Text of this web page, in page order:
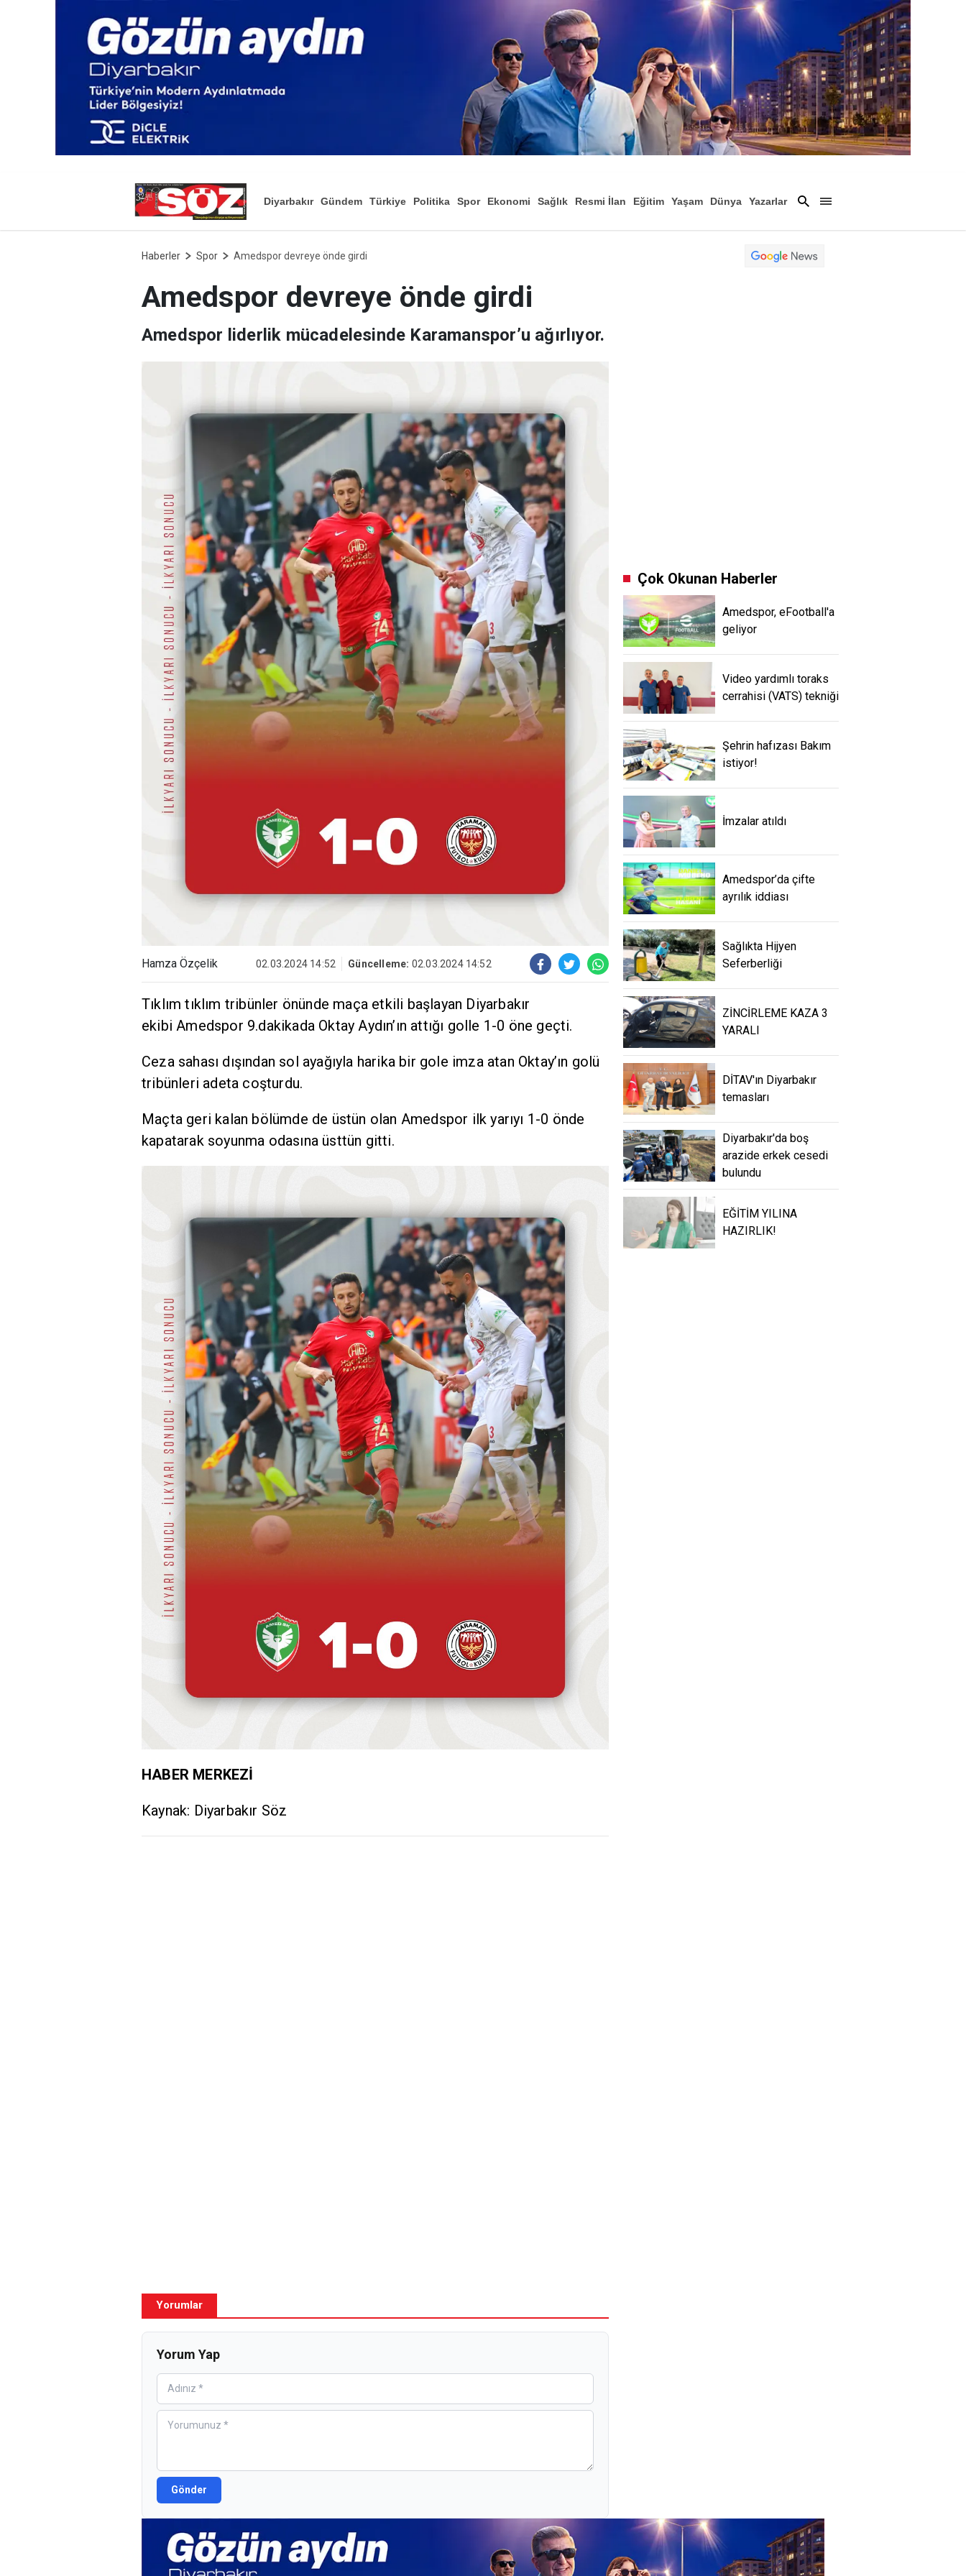
Diyarbakır Gündem Türkiye Politika Spor Ekonomi Sağlık Resmi İlan Eğitim Yaşam
Dünya
Yazarlar
Haberler Spor Amedspor devreye önde girdi
Amedspor devreye önde girdi
Amedspor liderlik mücadelesinde Karamanspor’u ağırlıyor.
Hamza Özçelik 02.03.2024 14:52 Güncelleme: 02.03.2024 14:52
Tıklım tıklım tribünler önünde maça etkili başlayan Diyarbakır
ekibi Amedspor 9.dakikada Oktay Aydın’ın attığı golle 1-0 öne geçti.
Ceza sahası dışından sol ayağıyla harika bir gole imza atan Oktay’ın golü
tribünleri adeta coşturdu.
Maçta geri kalan bölümde de üstün olan Amedspor ilk yarıyı 1-0 önde
kapatarak soyunma odasına üsttün gitti.
HABER MERKEZİ
Kaynak: Diyarbakır Söz
Yorumlar
Yorum Yap
Gönder
Çok Okunan Haberler
Amedspor, eFootball'a
geliyor
Video yardımlı toraks
cerrahisi (VATS) tekniği
Şehrin hafızası Bakım
istiyor!
İmzalar atıldı
Amedspor’da çifte
ayrılık iddiası
Sağlıkta Hijyen
Seferberliği
ZİNCİRLEME KAZA 3
YARALI
DİTAV'ın Diyarbakır
temasları
Diyarbakır'da boş
arazide erkek cesedi
bulundu
EĞİTİM YILINA
HAZIRLIK!